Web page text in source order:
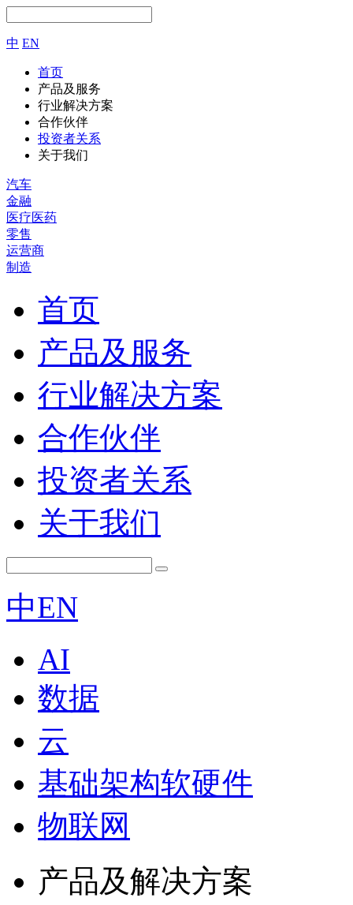
中 EN
首页
产品及服务
行业解决方案
合作伙伴
投资者关系
关于我们
汽车
金融
医疗医药
零售
运营商
制造
首页
产品及服务
行业解决方案
合作伙伴
投资者关系
关于我们
中EN
AI
数据
云
基础架构软硬件
物联网
产品及解决方案